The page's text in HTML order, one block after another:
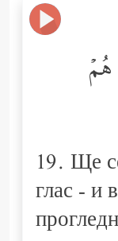
هُمۡ
19. Ще
глас - и